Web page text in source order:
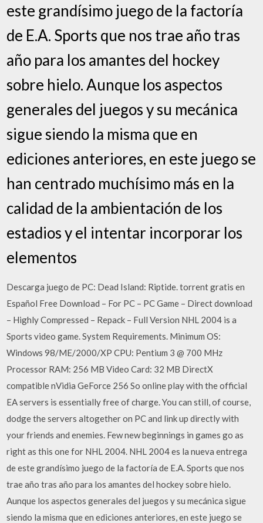
este grandísimo juego de la factoría
de E.A. Sports que nos trae año tras
año para los amantes del hockey
sobre hielo. Aunque los aspectos
generales del juegos y su mecánica
sigue siendo la misma que en
ediciones anteriores, en este juego se
han centrado muchísimo más en la
calidad de la ambientación de los
estadios y el intentar incorporar los
elementos
Descarga juego de PC: Dead Island: Riptide. torrent gratis en
Español Free Download – For PC – PC Game – Direct download
– Highly Compressed – Repack – Full Version NHL 2004 is a
Sports video game. System Requirements. Minimum OS:
Windows 98/ME/2000/XP CPU: Pentium 3 @ 700 MHz
Processor RAM: 256 MB Video Card: 32 MB DirectX
compatible nVidia GeForce 256 So online play with the official
EA servers is essentially free of charge. You can still, of course,
dodge the servers altogether on PC and link up directly with
your friends and enemies. Few new beginnings in games go as
right as this one for NHL 2004. NHL 2004 es la nueva entrega
de este grandísimo juego de la factoría de E.A. Sports que nos
trae año tras año para los amantes del hockey sobre hielo.
Aunque los aspectos generales del juegos y su mecánica sigue
siendo la misma que en ediciones anteriores, en este juego se